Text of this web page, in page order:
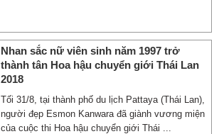
Nhan sắc nữ viên sinh năm 1997 trở
thành tân Hoa hậu chuyển giới Thái Lan
2018
Tối 31/8, tại thành phố du lịch Pattaya (Thái Lan),
người đẹp Esmon Kanwara đã giành vương miện
của cuộc thi Hoa hậu chuyển giới Thái ...